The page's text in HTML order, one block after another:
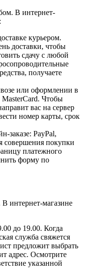
В интернет-
курьером.
доставки, чтобы
сдачу с любой
получаете
или оформлении в
MasterCard. Чтобы
вас на сервер
номер карты, срок
заказе: PayPal,
совершения покупки
платежного
форму по
В интернет-магазине
до 19.00. Когда
служба свяжется
предложит выбрать
адрес. Осмотрите
указанной